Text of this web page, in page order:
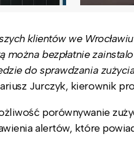
klientów we
można bezpłatnie
do sprawdzania
Jurczyk, kierownik
porównywanie
alertów, które